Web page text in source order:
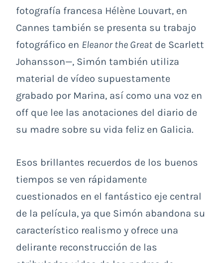
fotografía francesa Hélène Louvart, en
Cannes también se presenta su trabajo
fotográfico en Eleanor the Great de Scarlett
Johansson—, Simón también utiliza
material de vídeo supuestamente
grabado por Marina, así como una voz en
off que lee las anotaciones del diario de
su madre sobre su vida feliz en Galicia.
Esos brillantes recuerdos de los buenos
tiempos se ven rápidamente
cuestionados en el fantástico eje central
de la película, ya que Simón abandona su
característico realismo y ofrece una
delirante reconstrucción de las